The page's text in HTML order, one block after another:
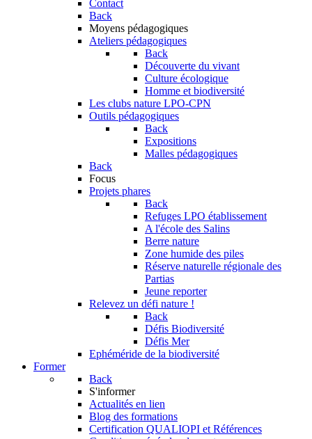
Contact
Back
Moyens pédagogiques
Ateliers pédagogiques
Back
Découverte du vivant
Culture écologique
Homme et biodiversité
Les clubs nature LPO-CPN
Outils pédagogiques
Back
Expositions
Malles pédagogiques
Back
Focus
Projets phares
Back
Refuges LPO établissement
A l'école des Salins
Berre nature
Zone humide des piles
Réserve naturelle régionale des
Partias
Jeune reporter
Relevez un défi nature !
Back
Défis Biodiversité
Défis Mer
Ephéméride de la biodiversité
Former
Back
S'informer
Actualités en lien
Blog des formations
Certification QUALIOPI et Références